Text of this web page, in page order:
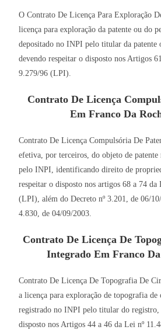
O Contrato De Licença Para Exploração
licença para exploração da patente ou do
depositado no INPI pelo titular da patente
devendo respeitar o disposto nos Artigos
9.279/96 (LPI).
Contrato De Licença
Em Franco Da
Contrato De Licença Compulsória De
efetiva, por terceiros, do objeto de patente
pelo INPI, identificando direito de
respeitar o disposto nos artigos 68 a 74
(LPI), além do Decreto nº 3.201, de 06/
4.830, de 04/09/2003.
Contrato De Licença De
Integrado Em Franco
Contrato De Licença De Topografia De
a licença para exploração de topografia
registrado no INPI pelo titular do registro,
disposto nos Artigos 44 a 46 da Lei nº